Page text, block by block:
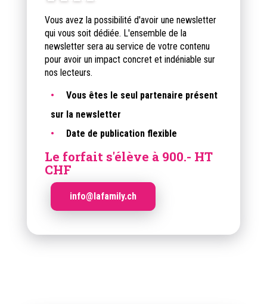
Vous avez la possibilité d'avoir une newsletter
qui vous soit dédiée. L'ensemble de la
newsletter sera au service de votre contenu
pour avoir un impact concret et indéniable sur
nos lecteurs.
Vous êtes le seul partenaire présent
sur la newsletter
Date de publication flexible
Le forfait s'élève à 900.- HT
CHF
info@lafamily.ch